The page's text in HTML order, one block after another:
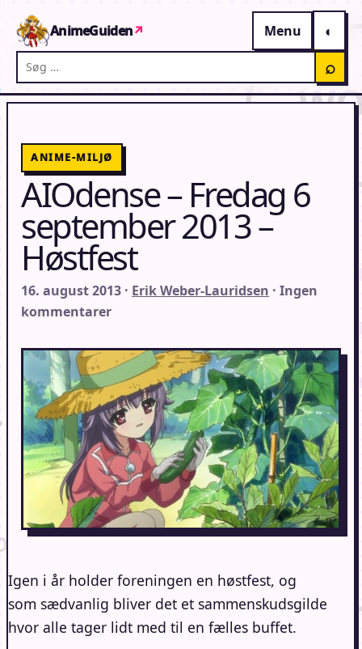
AnimeGuiden↗
Menu
Søg på AnimeGuiden
⌕
ANIME-MILJØ
AIOdense – Fredag 6
september 2013 –
Høstfest
16. august 2013 · Erik Weber-Lauridsen · Ingen
kommentarer
Igen i år holder foreningen en høstfest, og
som sædvanlig bliver det et sammenskudsgilde
hvor alle tager lidt med til en fælles buffet.